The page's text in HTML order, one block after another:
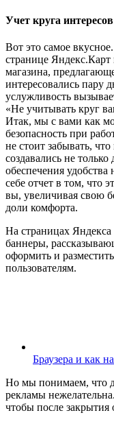
Учет круга
Вот это самое
странице
магазина,
интересовались пару
услужливость
«Не учитывать круг
Итак, мы с вами как
безопасность при
не стоит забывать,
создавались не
обеспечения
себе отчет в том, что
вы, увеличивая свою
доли комфорта.
На страницах Яндекса
баннеры,
оформить и
пользователям.
Браузера и как
Но мы понимаем, что
рекламы
чтобы после закрытия